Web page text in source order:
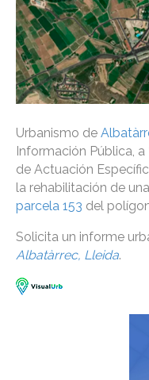
Urbanismo de
Información Pública,
de Actuación
la rehabilitación de
parcela 153 del
Solicita un informe
Albatàrrec, Lleida.